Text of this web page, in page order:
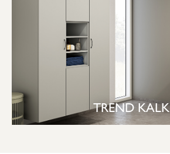
TREND KALK